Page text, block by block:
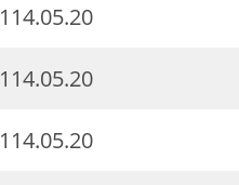
114.05.20
114.05.20
114.05.20